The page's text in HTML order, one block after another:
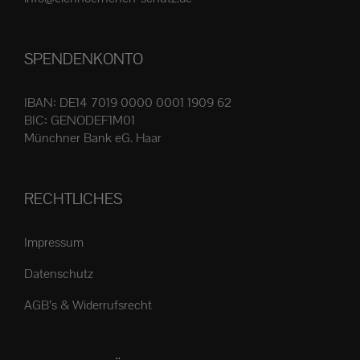
werden
SPENDENKONTO
IBAN: DE14 7019 0000 0001 1909 62
BIC: GENODEF1M01
Münchner Bank eG. Haar
RECHTLICHES
Impressum
Datenschutz
AGB’s & Widerrufsrecht